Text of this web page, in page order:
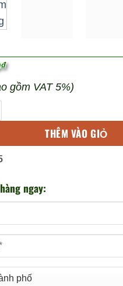
₫
gồm VAT 5%)
DH14] Máy trị liệu đa
THÊM VÀO GIỎ
ngay: